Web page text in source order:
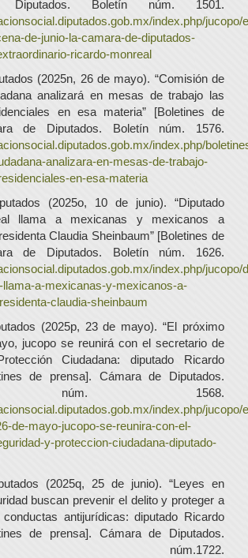
Boletín núm. 1501.
index.php/jucopo/
de-junio-la-camara-de-diputados-
ricardo-monreal
(2025n, 26 de mayo). “Comisión de
analizará en mesas de trabajo las
en esa materia” [Boletines de
de Diputados. Boletín núm. 1576.
index.php/
analizara-en-mesas-de-trabajo-
en-esa-materia
(2025o, 10 de junio). “Diputado
llama a mexicanas y mexicanos a
Claudia Sheinbaum” [Boletines de
de Diputados. Boletín núm. 1626.
index.php/jucopo/
llama-a-mexicanas-y-mexicanos-a-
claudia-sheinbaum
(2025p, 23 de mayo). “El próximo
jucopo se reunirá con el secretario de
Ciudadana: diputado Ricardo
de prensa]. Cámara de Diputados.
núm. 1568.
index.php/jucopo/
de-mayo-jucopo-se-reunira-con-el-
y-proteccion-ciudadana-diputado-
(2025q, 25 de junio). “Leyes en
buscan prevenir el delito y proteger a
antijurídicas: diputado Ricardo
de prensa]. Cámara de Diputados.
núm.1722.